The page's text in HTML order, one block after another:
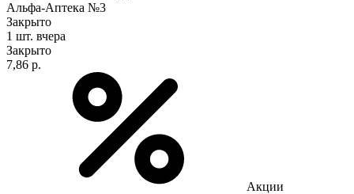
Альфа-Аптека №3
Закрыто
1 шт. вчера
Закрыто
7,86 р.
Акции